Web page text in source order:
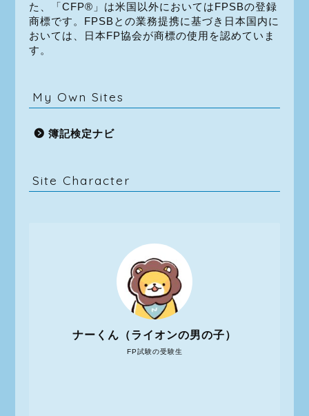
た、「CFP®」は米国以外においてはFPSBの登録
商標です。FPSBとの業務提携に基づき日本国内に
おいては、日本FP協会が商標の使用を認めていま
す。
My Own Sites
簿記検定ナビ
Site Character
FP試験の受験生
ナーくん（ライオンの男の子）